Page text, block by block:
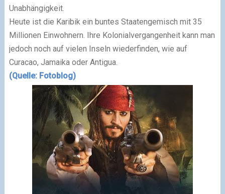
Unabhängigkeit.
Heute ist die Karibik ein buntes Staatengemisch mit 35
Millionen Einwohnern. Ihre Kolonialvergangenheit kann man
jedoch noch auf vielen Inseln wiederfinden, wie auf
Curacao, Jamaika oder Antigua.
(Quelle: Fotoblog)